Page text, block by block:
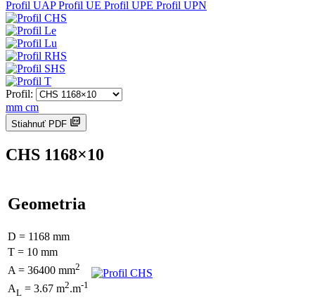
Profil UAPProfil UE Profil UPE Profil UPN
Profil:
mm cm
Stiahnuť PDF
CHS 1168×10
Geometria
D = 1168 mm
T = 10 mm
A = 36400 mm2
AL = 3.67 m2.m-1